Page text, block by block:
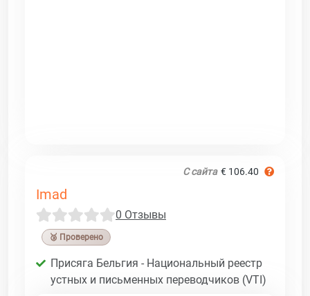
С сайта € 106.40
Imad
0 Отзывы
🥉 Проверено
Присяга Бельгия - Национальный реестр
устных и письменных переводчиков (VTI)